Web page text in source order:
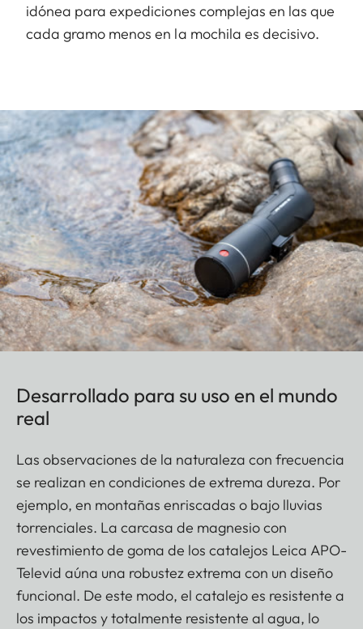
idónea para expediciones complejas en las que
cada gramo menos en la mochila es decisivo.
Desarrollado para su uso en el mundo
real
Las observaciones de la naturaleza con frecuencia
se realizan en condiciones de extrema dureza. Por
ejemplo, en montañas enriscadas o bajo lluvias
torrenciales. La carcasa de magnesio con
revestimiento de goma de los catalejos Leica APO-
Televid aúna una robustez extrema con un diseño
funcional. De este modo, el catalejo es resistente a
los impactos y totalmente resistente al agua, lo